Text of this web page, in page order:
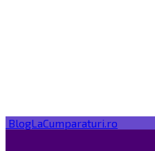
BlogLaCumparaturi.ro